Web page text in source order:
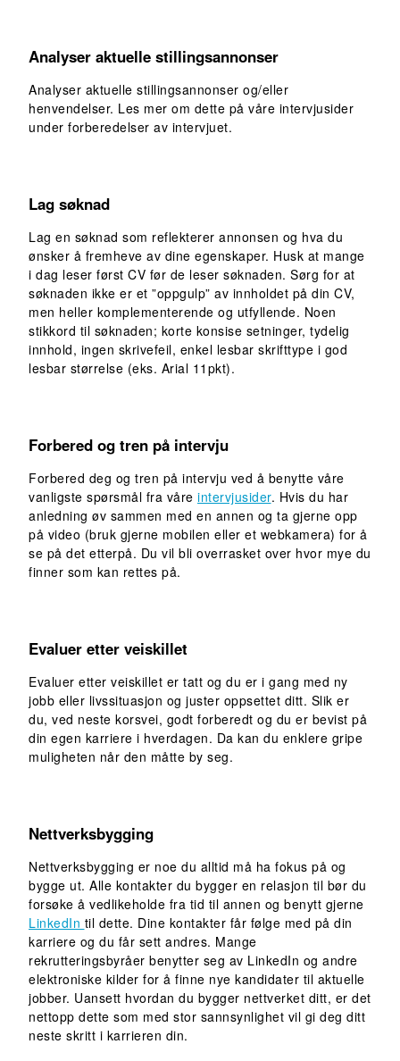
Analyser aktuelle stillingsannonser
Analyser aktuelle stillingsannonser og/eller
henvendelser. Les mer om dette på våre intervjusider
under forberedelser av intervjuet.
Lag søknad
Lag en søknad som reflekterer annonsen og hva du
ønsker å fremheve av dine egenskaper. Husk at mange
i dag leser først CV før de leser søknaden. Sørg for at
søknaden ikke er et ”oppgulp” av innholdet på din CV,
men heller komplementerende og utfyllende. Noen
stikkord til søknaden; korte konsise setninger, tydelig
innhold, ingen skrivefeil, enkel lesbar skrifttype i god
lesbar størrelse (eks. Arial 11pkt).
Forbered og tren på intervju
Forbered deg og tren på intervju ved å benytte våre
vanligste spørsmål fra våre intervjusider. Hvis du har
anledning øv sammen med en annen og ta gjerne opp
på video (bruk gjerne mobilen eller et webkamera) for å
se på det etterpå. Du vil bli overrasket over hvor mye du
finner som kan rettes på.
Evaluer etter veiskillet
Evaluer etter veiskillet er tatt og du er i gang med ny
jobb eller livssituasjon og juster oppsettet ditt. Slik er
du, ved neste korsvei, godt forberedt og du er bevist på
din egen karriere i hverdagen. Da kan du enklere gripe
muligheten når den måtte by seg.
Nettverksbygging
Nettverksbygging er noe du alltid må ha fokus på og
bygge ut. Alle kontakter du bygger en relasjon til bør du
forsøke å vedlikeholde fra tid til annen og benytt gjerne
LinkedIn til dette. Dine kontakter får følge med på din
karriere og du får sett andres. Mange
rekrutteringsbyråer benytter seg av LinkedIn og andre
elektroniske kilder for å finne nye kandidater til aktuelle
jobber. Uansett hvordan du bygger nettverket ditt, er det
nettopp dette som med stor sannsynlighet vil gi deg ditt
neste skritt i karrieren din.